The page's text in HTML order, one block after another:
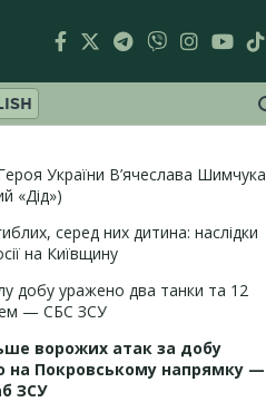
України В’ячеслава Шимчука
«Дід»)
серед них дитина: наслідки
на Київщину
добу уражено два танки та 12
— СБС ЗСУ
ворожих атак за добу
на Покровському напрямку —
ЗСУ